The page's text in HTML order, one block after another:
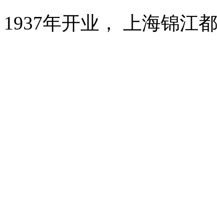
1937年开业， 上海锦